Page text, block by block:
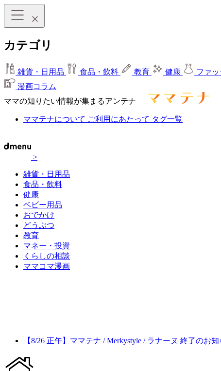
カテゴリ
雑貨・日用品 食品・飲料 教育 健康 ファ
漫画コラム
ママの知りたい情報が集まるアンテナ
ママテナについて ご利用にあたって タグ一覧
>
雑貨・日用品
食品・飲料
健康
ベビー用品
おでかけ
どうぶつ
教育
マネー・投資
くらしの相談
ママコマ漫画
【8/26 正午】ママテナ / Merkystyle / ラナーヌ 終了のお